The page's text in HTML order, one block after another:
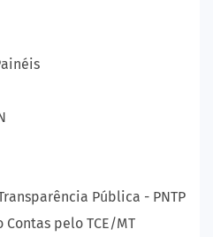
Pública - PNTP
pelo TCE/MT